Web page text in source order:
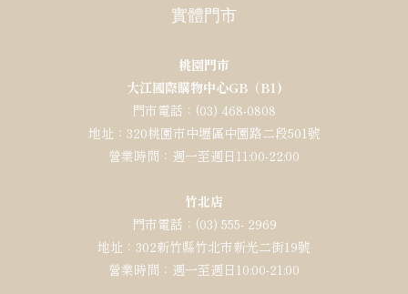
實體門市
桃園門市
大江國際購物中心GB（B1)
門市電話：(03) 468-0808
地址：320桃園市中壢區中園路二段501號
營業時間：週一至週日11:00-22:00
竹北店
門市電話：(03) 555- 2969
地址：302新竹縣竹北市新光二街19號
營業時間：週一至週日10:00-21:00